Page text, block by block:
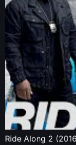
Ride Along 2